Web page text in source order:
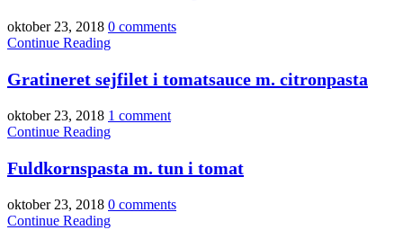
oktober 23, 2018 0 comments
Continue Reading
Gratineret sejfilet i tomatsauce m. citronpasta
oktober 23, 2018 1 comment
Continue Reading
Fuldkornspasta m. tun i tomat
oktober 23, 2018 0 comments
Continue Reading